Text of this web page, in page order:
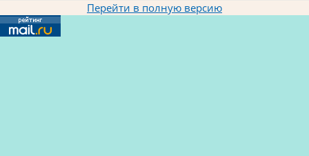
Перейти в полную версию